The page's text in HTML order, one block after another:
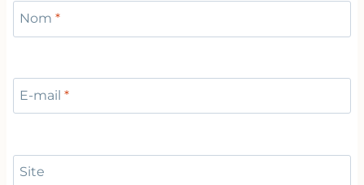
Nom *
E-mail *
Site